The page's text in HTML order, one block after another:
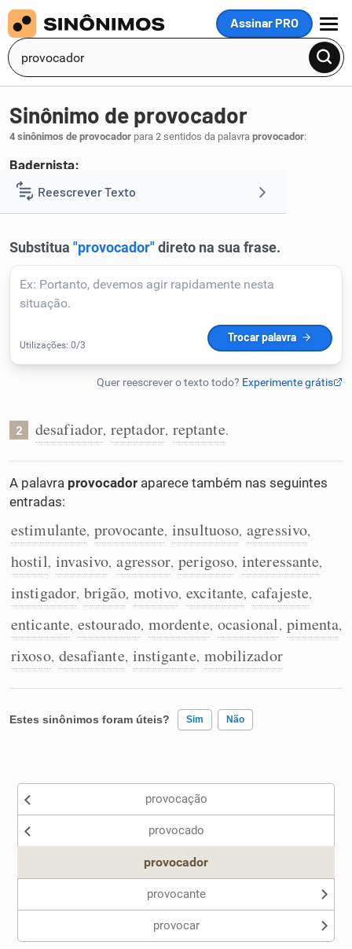
Assinar PRO
MENU
Reescrever Texto
Corrigir Texto
Humanizador de IA
Conexões
Caça-palavras
Dicionário
Sinônimo de provocador
4 sinônimos de provocador para 2 sentidos da palavra provocador:
Badernista:
1 bagunceiro.
2 desafiador, reptador, reptante.
A palavra provocador aparece também nas seguintes
entradas:
estimulante, provocante, insultuoso, agressivo,
hostil, invasivo, agressor, perigoso, interessante,
instigador, brigão, motivo, excitante, cafajeste,
enticante, estourado, mordente, ocasional, pimenta,
rixoso, desafiante, instigante, mobilizador
Estes sinônimos foram úteis? Sim Não
Nenhum dos sinônimos apresentados me ajudou
provocação
provocado
provocador
provocante
provocar